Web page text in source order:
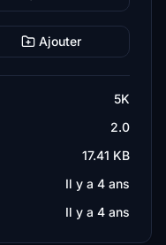
Ajouter
5K
2.0
17.41 KB
Il y a 4 ans
Il y a 4 ans